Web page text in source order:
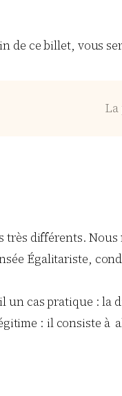
de ce billet, vous
La
très différents.
Égalitariste,
cas pratique : la
: il consiste à